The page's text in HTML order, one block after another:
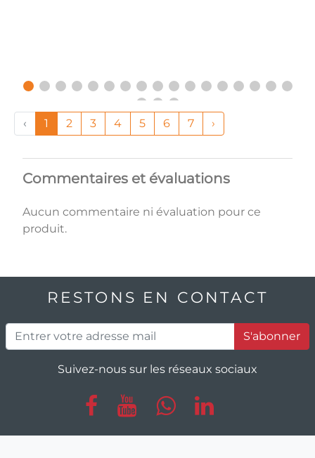
‹ 1 2 3 4 5 6 7 ›
Commentaires et évaluations
Aucun commentaire ni évaluation pour ce
produit.
RESTONS EN CONTACT
S'abonner
Suivez-nous sur les réseaux sociaux